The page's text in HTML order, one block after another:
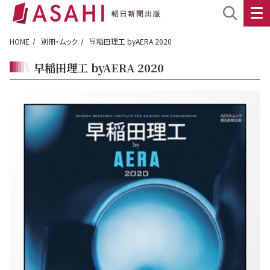
HOME 別冊・ムック 早稲田理工 byAERA 2020
早稲田理工 byAERA 2020